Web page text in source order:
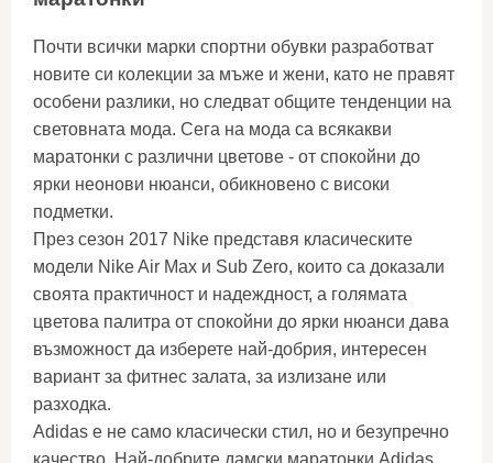
Почти всички марки спортни обувки разработват
новите си колекции за мъже и жени, като не правят
особени разлики, но следват общите тенденции на
световната мода. Сега на мода са всякакви
маратонки с различни цветове - от спокойни до
ярки неонови нюанси, обикновено с високи
подметки.
През сезон 2017 Nike представя класическите
модели Nike Air Max и Sub Zero, които са доказали
своята практичност и надеждност, а голямата
цветова палитра от спокойни до ярки нюанси дава
възможност да изберете най-добрия, интересен
вариант за фитнес залата, за излизане или
разходка.
Adidas е не само класически стил, но и безупречно
качество. Най-добрите дамски маратонки Adidas